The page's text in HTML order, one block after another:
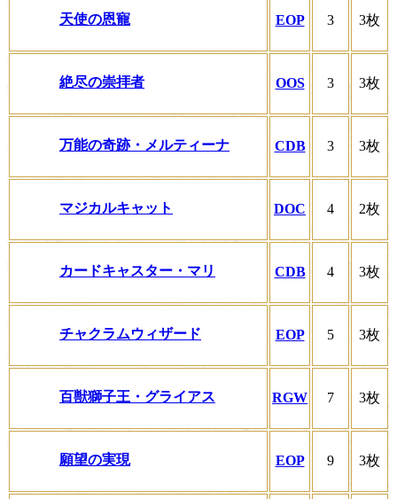
天使の恩寵 EOP 3 3枚
絶尽の崇拝者 OOS 3 3枚
万能の奇跡・メルティーナ CDB 3 3枚
マジカルキャット DOC 4 2枚
カードキャスター・マリ CDB 4 3枚
チャクラムウィザード EOP 5 3枚
百獣獅子王・グライアス RGW 7 3枚
願望の実現 EOP 9 3枚